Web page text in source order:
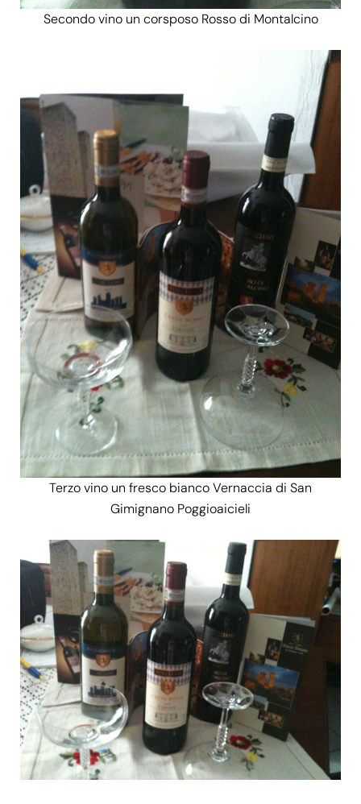
Secondo vino un corsposo Rosso di Montalcino
Terzo vino un fresco biancoVernaccia di San
Gimignano Poggioaicieli